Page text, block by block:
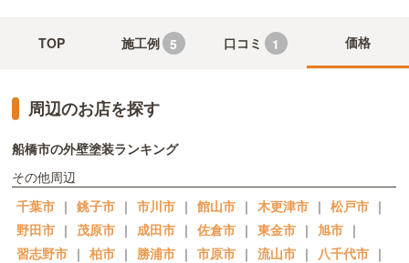
TOP 施工例 5 口コミ 1 価格
周辺のお店を探す
船橋市の外壁塗装ランキング
その他周辺
千葉市 ｜ 銚子市 ｜ 市川市 ｜ 館山市 ｜ 木更津市 ｜ 松戸市 ｜
野田市 ｜ 茂原市 ｜ 成田市 ｜ 佐倉市 ｜ 東金市 ｜ 旭市 ｜
習志野市 ｜ 柏市 ｜ 勝浦市 ｜ 市原市 ｜ 流山市 ｜ 八千代市 ｜